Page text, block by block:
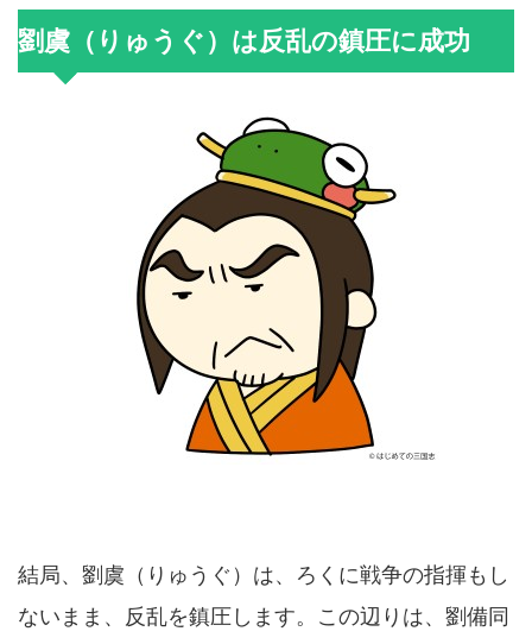
劉虞（りゅうぐ）は反乱の鎮圧に成功
結局、劉虞（りゅうぐ）は、ろくに戦争の指揮もし
ないまま、反乱を鎮圧します。この辺りは、劉備同